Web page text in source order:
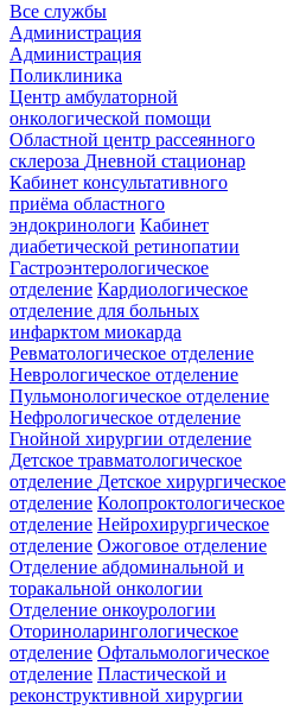
Все службы
Администрация
Администрация
Поликлиника
Центр амбулаторной
онкологической помощи
Областной центр рассеянного
склероза Дневной стационар
Кабинет консультативного
приёма областного
эндокринологи Кабинет
диабетической ретинопатии
Гастроэнтерологическое
отделение Кардиологическое
отделение для больных
инфарктом миокарда
Ревматологическое отделение
Неврологическое отделение
Пульмонологическое отделение
Нефрологическое отделение
Гнойной хирургии отделение
Детское травматологическое
отделение Детское хирургическое
отделение Колопроктологическое
отделение Нейрохирургическое
отделение Ожоговое отделение
Отделение абдоминальной и
торакальной онкологии
Отделение онкоурологии
Оториноларингологическое
отделение Офтальмологическое
отделение Пластической и
реконструктивной хирургии